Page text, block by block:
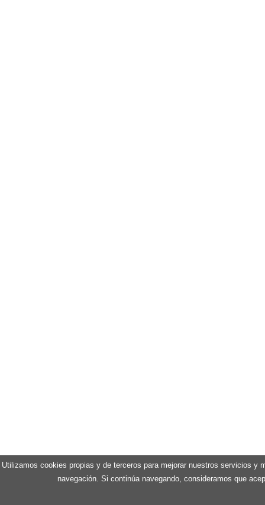
Utilizamos cookies propias y de terceros para mejorar nuestros servicios y
navegación. Si continúa navegando, consideramos que